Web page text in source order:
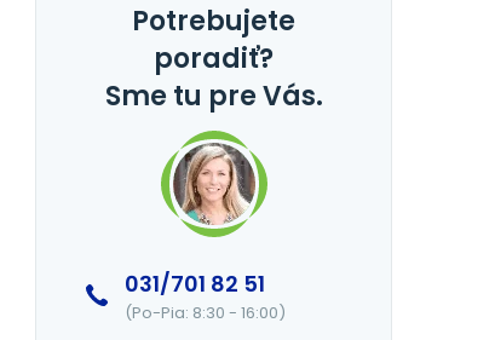
Potrebujete
poradiť?
Sme tu pre Vás.
031/701 82 51
(Po-Pia: 8:30 - 16:00)